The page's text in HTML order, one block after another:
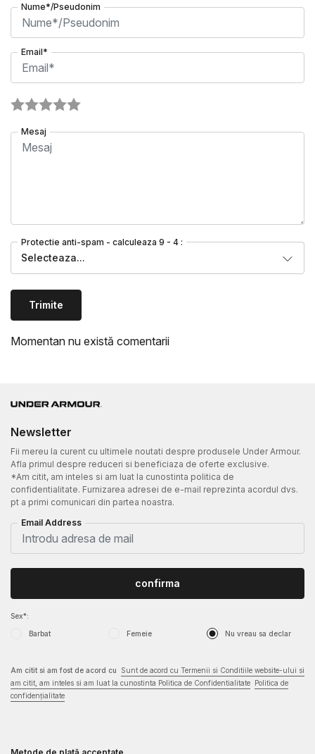
Nume*/Pseudonim
Email*
Mesaj
Protectie anti-spam - calculeaza 9 - 4 :
Selecteaza...
Trimite
Momentan nu există comentarii
Newsletter
Fii mereu la curent cu ultimele noutati despre produsele Under Armour.
Afla primul despre reduceri si beneficiaza de oferte exclusive.
*Am citit, am inteles si am luat la cunostinta politica de
confidentialitate. Furnizarea adresei de e-mail reprezinta acordul dvs.
pt a primi comunicari din partea noastra.
Email Address
Sex*:
Barbat Femeie Nu vreau sa declar
confirma
Am citit si am fost de acord cu
Sunt de acord cu Termenii si Conditiile website-ului si
am citit, am inteles si am luat la cunostinta Politica de Confidentialitate
Politica de
confidențialitate